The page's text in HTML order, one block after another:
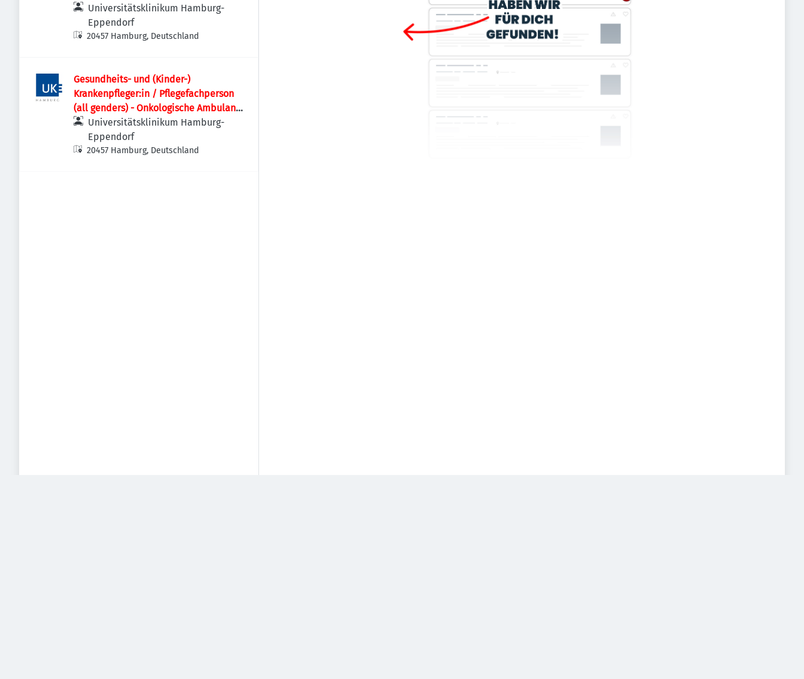
Notaufnahme
Universitätsklinikum Hamburg-
Eppendorf
20457 Hamburg, Deutschland
Gesundheits- und (Kinder-)
Krankenpfleger:in / Pflegefachperson
(all genders) - Onkologische Ambulanz
- C1BUniversitätsklinikum Hamburg-
Eppendorf
20457 Hamburg, Deutschland